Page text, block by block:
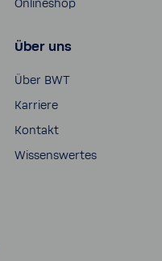
Online­shop
Über uns
Über BWT
Karriere
Kontakt
Wissens­wertes